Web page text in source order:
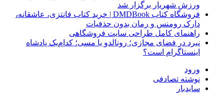
ورزش شهریار برگزار شد
فروشگاه کتاب DMDBook | خرید کتاب فانتزی، عاشقانه،
دارک رومنس و رمان بدون حذفیات
راهنمای کامل طراحی سایت فروشگاهی
نبرد در فضای مجازی؛ رونالدو یا مسی؛ کدام‌یک پادشاه
اینستاگرام است؟
ورود
نوشته تصادفی
سایدبار